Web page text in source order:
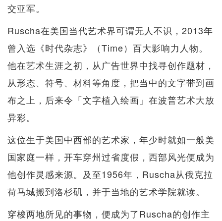
交亚军。
Ruscha在美国当代艺术界可谓无人不识，2013年
曾入选《时代杂志》（Time）百大影响力人物。
他在艺术生涯之初，从广告世界中找寻创作题材，
从形态、符号、材料等角度，把当中的文字带到画
布之上，后来令「文字植入绘画」在波普艺术大放
异彩。
这位生于美国中西部的艺术家，年少时就如一般美
国家庭一样，开车穿州过省度假，西部风光便成为
他创作灵感来源。及至1956年，Ruscha从俄克拉
荷马城搬到洛杉矶，并于当地的艺术学院就读。
穿梭两地所见的事物，便成为了Ruscha的创作主